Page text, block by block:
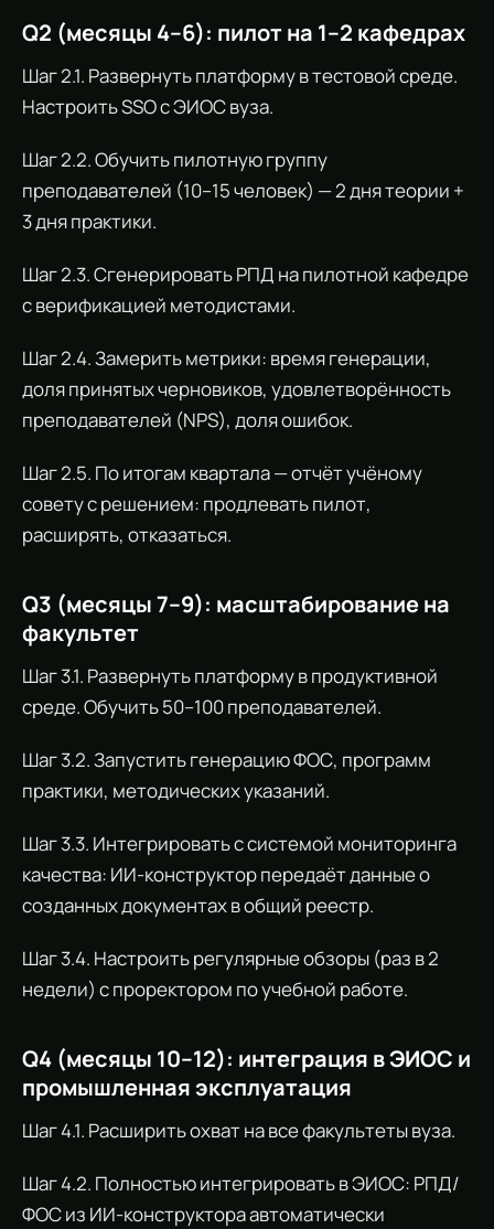
Q2 (месяцы 4–6): пилот на 1–2 кафедрах
Шаг 2.1. Развернуть платформу в тестовой среде.
Настроить SSO с ЭИОС вуза.
Шаг 2.2. Обучить пилотную группу
преподавателей (10–15 человек) — 2 дня теории +
3 дня практики.
Шаг 2.3. Сгенерировать РПД на пилотной кафедре
с верификацией методистами.
Шаг 2.4. Замерить метрики: время генерации,
доля принятых черновиков, удовлетворённость
преподавателей (NPS), доля ошибок.
Шаг 2.5. По итогам квартала — отчёт учёному
совету с решением: продлевать пилот,
расширять, отказаться.
Q3 (месяцы 7–9): масштабирование на
факультет
Шаг 3.1. Развернуть платформу в продуктивной
среде. Обучить 50–100 преподавателей.
Шаг 3.2. Запустить генерацию ФОС, программ
практики, методических указаний.
Шаг 3.3. Интегрировать с системой мониторинга
качества: ИИ-конструктор передаёт данные о
созданных документах в общий реестр.
Шаг 3.4. Настроить регулярные обзоры (раз в 2
недели) с проректором по учебной работе.
Q4 (месяцы 10–12): интеграция в ЭИОС и
промышленная эксплуатация
Шаг 4.1. Расширить охват на все факультеты вуза.
Шаг 4.2. Полностью интегрировать в ЭИОС: РПД/
ФОС из ИИ-конструктора автоматически